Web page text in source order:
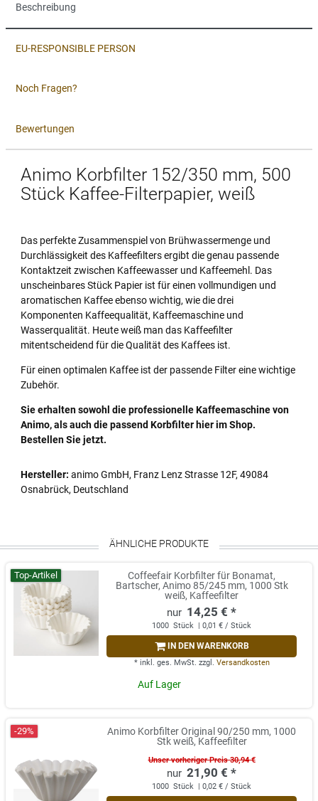
Beschreibung
EU-RESPONSIBLE PERSON
Noch Fragen?
Bewertungen
Animo Korbfilter 152/350 mm, 500
Stück Kaffee-Filterpapier, weiß
Das perfekte Zusammenspiel von Brühwassermenge und
Durchlässigkeit des Kaffeefilters ergibt die genau passende
Kontaktzeit zwischen Kaffeewasser und Kaffeemehl. Das
unscheinbares Stück Papier ist für einen vollmundigen und
aromatischen Kaffee ebenso wichtig, wie die drei
Komponenten Kaffeequalität, Kaffeemaschine und
Wasserqualität. Heute weiß man das Kaffeefilter
mitentscheidend für die Qualität des Kaffees ist.
Für einen optimalen Kaffee ist der passende Filter eine wichtige
Zubehör.
Sie erhalten sowohl die professionelle Kaffeemaschine von
Animo, als auch die passend Korbfilter hier im Shop.
Bestellen Sie jetzt.
Hersteller: animo GmbH, Franz Lenz Strasse 12F, 49084
Osnabrück, Deutschland
ÄHNLICHE PRODUKTE
Top-Artikel
Coffeefair Korbfilter für Bonamat,
Bartscher, Animo 85/245 mm, 1000 Stk
weiß, Kaffeefilter
14,25 € *
1000 Stück | 0,01 € / Stück
IN DEN WARENKORB
* inkl. ges. MwSt. zzgl. Versandkosten
Auf Lager
-29%
Animo Korbfilter Original 90/250 mm, 1000
Stk weiß, Kaffeefilter
Unser vorheriger Preis 30,94 €
21,90 € *
1000 Stück | 0,02 € / Stück